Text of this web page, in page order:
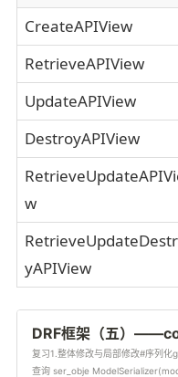
CreateAPIView
RetrieveAPIView
UpdateAPIView
DestroyAPIView
w
yAPIView
复习1.整体修改与局部修改#序列
查询 ser_obje